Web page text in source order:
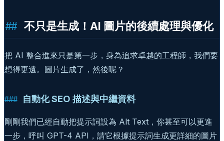
不只是生成！AI 圖片的後續處理與優化
把 AI 整合進來只是第一步，身為追求卓越的工程師，我們要
想得更遠。圖片生成了，然後呢？
自動化 SEO 描述與中繼資料
剛剛我們已經自動把提示詞設為 Alt Text，你甚至可以更進
一步，呼叫 GPT-4 API，請它根據提示詞生成更詳細的圖片